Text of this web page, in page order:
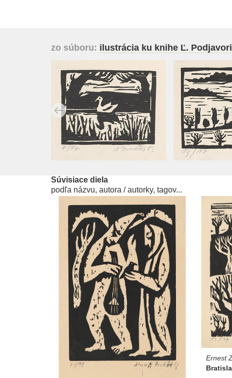
zo súboru: ilustrácia ku knihe Ľ.
Súvisiace diela
podľa názvu, autora / autorky, tagov...
Ernest